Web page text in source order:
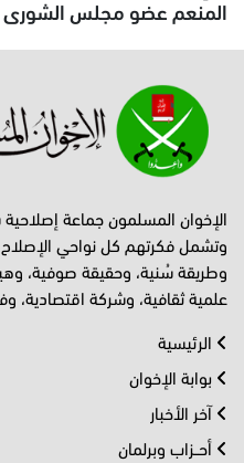
المنعم عضو مجلس الشورى
الإخوان المسلمون جماعة
وتشمل فكرتهم كل نواحي
وطريقة سُنية، وحقيقة صوفية،
علمية ثقافية، وشركة اقتصادية،
الرئيسية
بوابة الإخوان
آخر الأخبار
أحــزاب وبرلمان